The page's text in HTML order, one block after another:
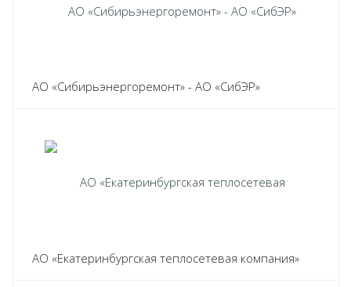
АО «Сибирьэнергоремонт» - АО «СибЭР»
АО «Екатеринбургская теплосетевая компания»